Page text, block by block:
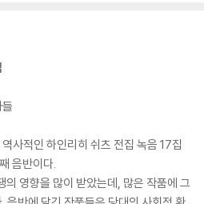
사적인 하인리히 쉬츠 전집 녹음 17집
음반이다.
영향을 많이 받았는데, 많은 작품에 그